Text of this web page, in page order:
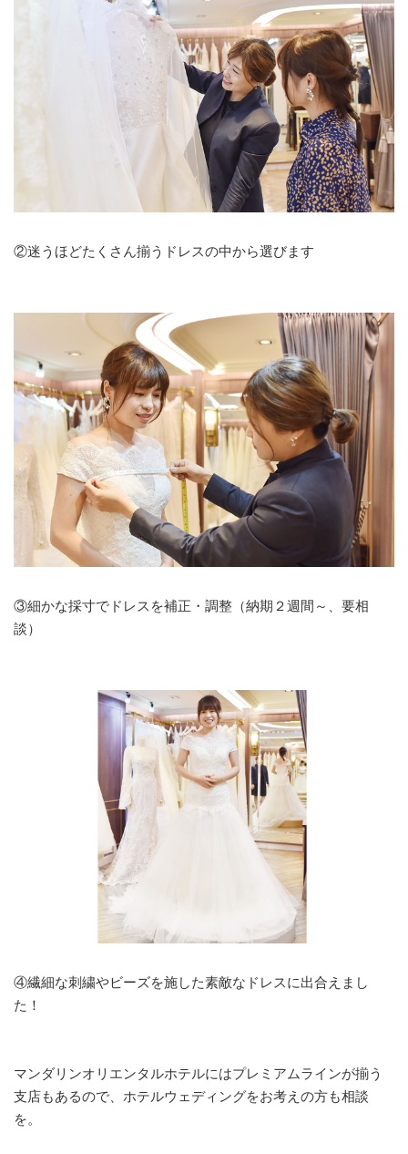
②迷うほどたくさん揃うドレスの中から選びます
③細かな採寸でドレスを補正・調整（納期２週間～、要相
談）
④繊細な刺繍やビーズを施した素敵なドレスに出合えまし
た！
マンダリンオリエンタルホテルにはプレミアムラインが揃う
支店もあるので、ホテルウェディングをお考えの方も相談
を。